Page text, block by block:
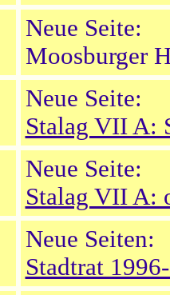
Neue Seite:
Moosburger
Neue Seite:
Stalag VII A:
Neue Seite:
Stalag VII A:
Neue Seiten:
Stadtrat